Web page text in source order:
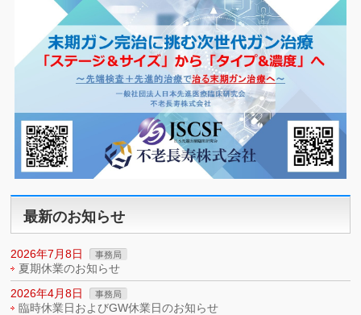
最新のお知らせ
2026年7月8日 事務局
夏期休業のお知らせ
2026年4月8日
事務局
臨時休業日およびGW休業日のお知らせ